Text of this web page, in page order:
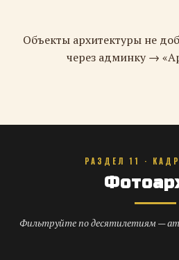
Объекты архитектуры не
через админку →
РАЗДЕЛ 11 ·
Фильтруйте по десятилетиям —